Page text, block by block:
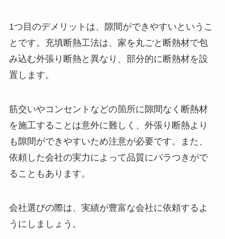
1つ目のデメリットは、隙間ができやすいというこ
とです。充填断熱工法は、家を丸ごと断熱材で包
み込む外張り断熱と異なり、部分的に断熱材を設
置します。
筋交いやコンセントなどの箇所に隙間なく断熱材
を施工することは意外に難しく、外張り断熱より
も隙間ができやすいため注意が必要です。また、
依頼した会社の実力によって品質にバラつきがで
ることもあります。
会社選びの際は、実績が豊富な会社に依頼するよ
うにしましょう。